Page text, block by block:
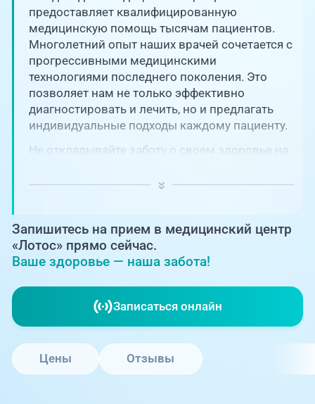
О клинике
Блог врачей
Новости
PreventAGE
+7 (351) 220-00-03
запись на прием
+7 (351) 220-03-03
Центр амбулаторной
онкологической помощи
+7 (7142) 927-003
жителей Казахстана
предоставляет квалифицированную
медицинскую помощь тысячам пациентов.
Многолетний опыт наших врачей сочетается с
прогрессивными медицинскими
технологиями последнего поколения. Это
позволяет нам не только эффективно
диагностировать и лечить, но и предлагать
индивидуальные подходы каждому пациенту.
Не откладывайте заботу о своем здоровье на
ключевую роль в поддержании вашего
Запишитесь на прием в медицинский центр
«Лотос» прямо сейчас.
Ваше здоровье — наша забота!
Записаться онлайн
Цены Отзывы